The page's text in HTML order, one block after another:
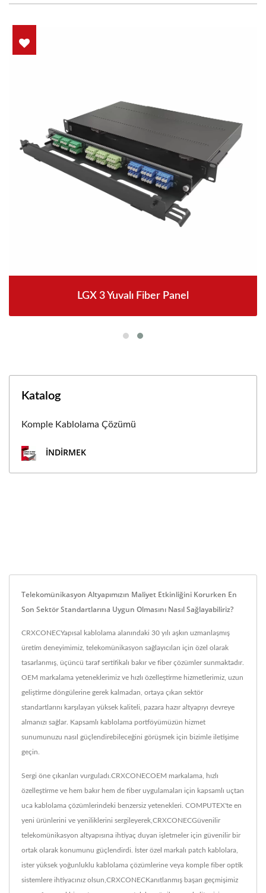
LGX 3 Yuvalı Fiber Panel
Katalog
Komple Kablolama Çözümü
İNDIRMEK
Telekomünikasyon Altyapımızın Maliyet Etkinliğini Korurken En
Son Sektör Standartlarına Uygun Olmasını Nasıl Sağlayabiliriz?
CRXCONECYapısal kablolama alanındaki 30 yılı aşkın uzmanlaşmış
üretim deneyimimiz, telekomünikasyon sağlayıcıları için özel olarak
tasarlanmış, üçüncü taraf sertifikalı bakır ve fiber çözümler sunmaktadır.
OEM markalama yeteneklerimiz ve hızlı özelleştirme hizmetlerimiz, uzun
geliştirme döngülerine gerek kalmadan, ortaya çıkan sektör
standartlarını karşılayan yüksek kaliteli, pazara hazır altyapıyı devreye
almanızı sağlar. Kapsamlı kablolama portföyümüzün hizmet
sunumunuzu nasıl güçlendirebileceğini görüşmek için bizimle iletişime
geçin.
Sergi öne çıkanları vurguladı.CRXCONECOEM markalama, hızlı
özelleştirme ve hem bakır hem de fiber uygulamaları için kapsamlı uçtan
uca kablolama çözümlerindeki benzersiz yetenekleri. COMPUTEX'te en
yeni ürünlerini ve yeniliklerini sergileyerek,CRXCONECGüvenilir
telekomünikasyon altyapısına ihtiyaç duyan işletmeler için güvenilir bir
ortak olarak konumunu güçlendirdi. İster özel markalı patch kablolara,
ister yüksek yoğunluklu kablolama çözümlerine veya komple fiber optik
sistemlere ihtiyacınız olsun,CRXCONECKanıtlanmış başarı geçmişimiz